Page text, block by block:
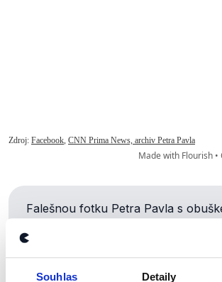
Souhlas Detaily
Falešnou fotku Petra Pavla s
a plastovým štítem zveřejnila
stránka
kterázmanipulované fotkya AI
generovaná
Petra Pavla